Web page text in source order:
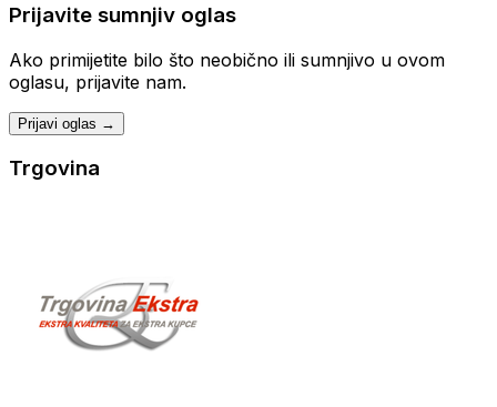
Prijavite sumnjiv oglas
Ako primijetite bilo što neobično ili sumnjivo u ovom
oglasu, prijavite nam.
Prijavi oglas →
Trgovina